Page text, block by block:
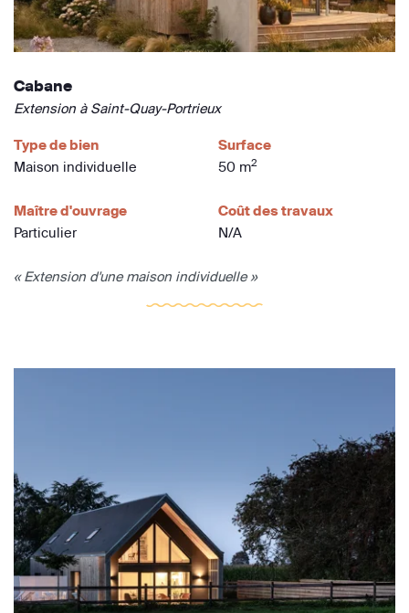
Cabane
Extension à Saint-Quay-Portrieux
Type de bien
Maison individuelle
Surface
50 m2
Maître d'ouvrage
Particulier
Coût des travaux
N/A
« Extension d'une maison individuelle »